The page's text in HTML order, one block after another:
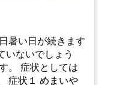
暑い日が続きます
いないでしょう